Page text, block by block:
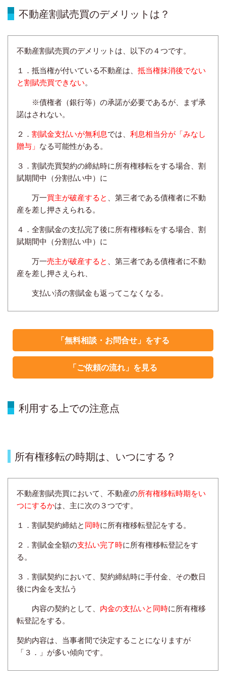
不動産割賦売買のデメリットは？
不動産割賦売買のデメリットは、以下の４つです。
１．抵当権が付いている不動産は、 抵当権抹消後でない
と割賦売買できない。
※債権者（銀行等）の承諾が必要であるが、まず承
諾はされない。
２． 割賦金支払いが無利息では、 利息相当分が「みなし
贈与」 なる可能性がある。
３．割賦売買契約の締結時に所有権移転をする場合、割
賦期間中（分割払い中）に
万一買主が破産すると
、第三者である債権者に不動
産を差し押さえられる。
４．全割賦金の支払完了後に所有権移転をする場合、割
賦期間中（分割払い中）に
万一売主が破産すると
、第三者である債権者に不動
産を差し押さえられ、
支払い済の割賦金も返ってこなくなる。
「無料相談・お問合せ」をする
「ご依頼の流れ」を見る
利用する上での注意点
所有権移転の時期は、いつにする？
不動産割賦売買において、不動産の所有権移転時期をい
つにするかは、主に次の３つです。
１．割賦契約締結と 同時に所有権移転登記をする。
２．割賦金全額の支払い完了時に所有権移転登記をす
る。
３．割賦契約において、契約締結時に手付金、その数日
後に内金を支払う
内容の契約として、 内金の支払いと同時に所有権移
転登記をする。
契約内容は、 当事者間で決定することになりますが
「３．」が多い傾向です。